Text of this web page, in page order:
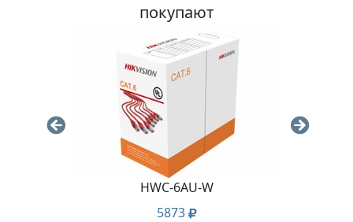
покупают
HWC-6AU-W
5873